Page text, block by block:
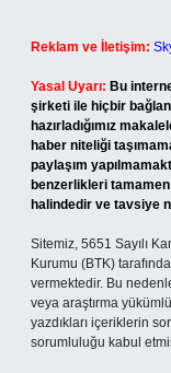
Reklam ve İletişim:
Yasal Uyarı: Bu
şirketi ile hiçbir
hazırladığımız
haber niteliği
paylaşım
benzerlikleri
halindedir ve tavsiye
Sitemiz, 5651 Sayılı
Kurumu (BTK)
vermektedir. Bu
veya araştırma
yazdıkları içeriklerin
sorumluluğu kabul